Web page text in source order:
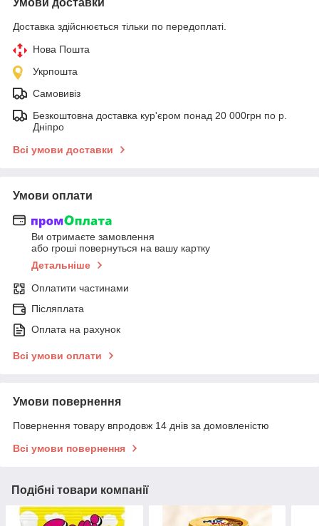
Доставка здійснюється тільки по передоплаті.
Нова Пошта
Укрпошта
Самовивіз
Безкоштовна доставка кур'єром понад 20 000грн по р.
Дніпро
Всі умови доставки
Умови оплати
Ви отримаєте замовлення
або гроші повернуться на вашу картку
Детальніше
Оплатити частинами
Післяплата
Оплата на рахунок
Всі умови оплати
Умови повернення
Повернення товару впродовж 14 днів за домовленістю
Всі умови повернення
Подібні товари компанії